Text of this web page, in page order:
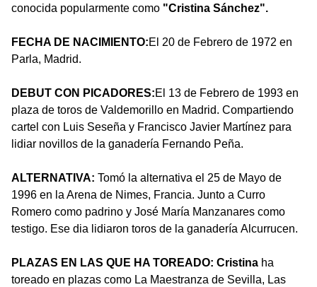
conocida popularmente como "Cristina Sánchez".
FECHA DE NACIMIENTO:El 20 de Febrero de 1972 en
Parla, Madrid.
DEBUT CON PICADORES:El 13 de Febrero de 1993 en
plaza de toros de Valdemorillo en Madrid. Compartiendo
cartel con Luis Seseña y Francisco Javier Martínez para
lidiar novillos de la ganadería Fernando Peña.
ALTERNATIVA: Tomó la alternativa el 25 de Mayo de
1996 en la Arena de Nimes, Francia. Junto a Curro
Romero como padrino y José María Manzanares como
testigo. Ese dia lidiaron toros de la ganadería Alcurrucen.
PLAZAS EN LAS QUE HA TOREADO: Cristina ha
toreado en plazas como La Maestranza de Sevilla, Las